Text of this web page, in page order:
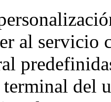
al servicio
del